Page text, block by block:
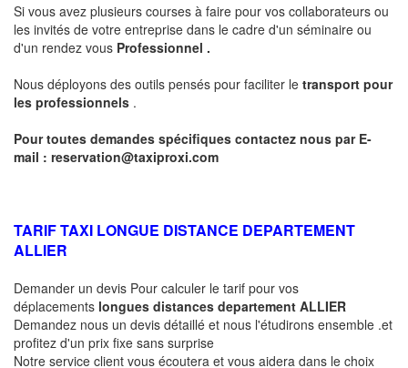
Si vous avez plusieurs courses à faire pour vos collaborateurs ou
les invités de votre entreprise dans le cadre d'un séminaire ou
d'un rendez vous Professionnel .
Nous déployons des outils pensés pour faciliter le transport pour
les professionnels .
Pour toutes demandes spécifiques contactez nous par E-
mail : reservation@taxiproxi.com
TARIF TAXI LONGUE DISTANCE DEPARTEMENT
ALLIER
Demander un devis Pour calculer le tarif pour vos
déplacements longues distances departement ALLIER
Demandez nous un devis détaillé et nous l'étudirons ensemble .et
profitez d'un prix fixe sans surprise
Notre service client vous écoutera et vous aidera dans le choix